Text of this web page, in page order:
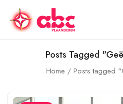
Posts Tagged
Home Posts tagged